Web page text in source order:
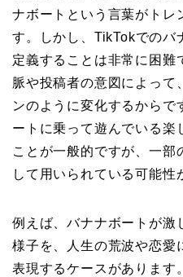
ナボートという言葉がトレ
す。しかし、TikTokでのバ
定義することは非常に困難
脈や投稿者の意図によって
ンのように変化するからで
ートに乗って遊んでいる楽
ことが一般的ですが、一部
して用いられている可能性
例えば、バナナボートが激
様子を、人生の荒波や恋愛
表現するケースがあります